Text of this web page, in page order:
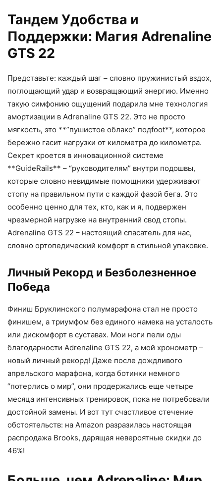
Тандем Удобства и
Поддержки: Магия Adrenaline
GTS 22
Представьте: каждый шаг – словно пружинистый вздох,
поглощающий удар и возвращающий энергию. Именно
такую симфонию ощущений подарила мне технология
амортизации в Adrenaline GTS 22. Это не просто
мягкость, это **”пушистое облако” подfoot**, которое
бережно гасит нагрузки от километра до километра.
Секрет кроется в инновационной системе
**GuideRails** – “руководителям” внутри подошвы,
которые словно невидимые помощники удерживают
стопу на правильном пути с каждой фазой бега. Это
особенно ценно для тех, кто, как и я, подвержен
чрезмерной нагрузке на внутренний свод стопы.
Adrenaline GTS 22 – настоящий спасатель для нас,
словно ортопедический комфорт в стильной упаковке.
Личный Рекорд и Безболезненное
Победа
Финиш Бруклинского полумарафона стал не просто
финишем, а триумфом без единого намека на усталость
или дискомфорт в суставах. Мои ноги пели оды
благодарности Adrenaline GTS 22, а мой хронометр –
новый личный рекорд! Даже после дождливого
апрельского марафона, когда ботинки немного
“потерлись о мир”, они продержались еще четыре
месяца интенсивных тренировок, пока не потребовали
достойной замены. И вот тут счастливое стечение
обстоятельств: на Amazon разразилась настоящая
распродажа Brooks, дарящая невероятные скидки до
46%!